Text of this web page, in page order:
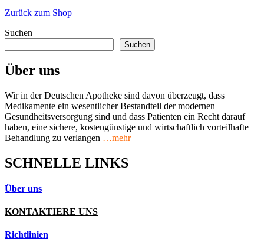
Zurück zum Shop
Suchen
Suchen
Über uns
Wir in der Deutschen Apotheke sind davon überzeugt, dass
Medikamente ein wesentlicher Bestandteil der modernen
Gesundheitsversorgung sind und dass Patienten ein Recht darauf
haben, eine sichere, kostengünstige und wirtschaftlich vorteilhafte
Behandlung zu verlangen …mehr
SCHNELLE LINKS
Über uns
KONTAKTIERE UNS
Richtlinien